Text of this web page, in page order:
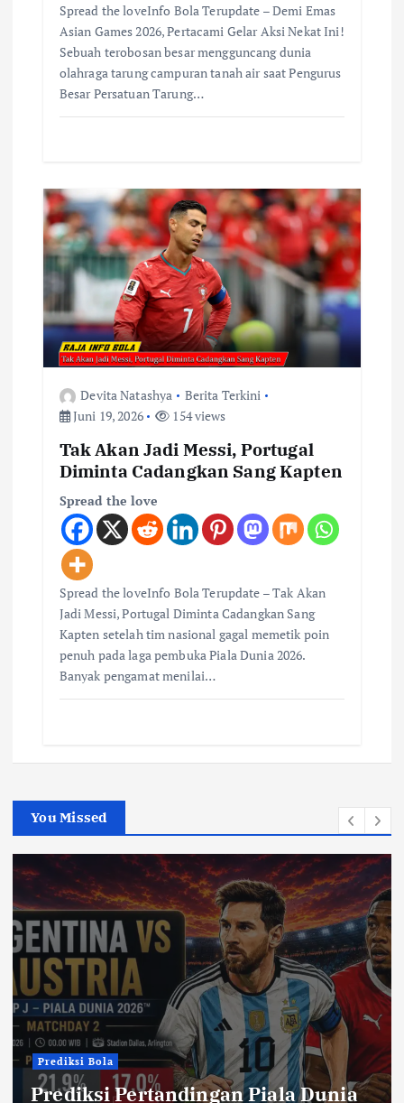
Spread the loveInfo Bola Terupdate – Demi Emas
Asian Games 2026, Pertacami Gelar Aksi Nekat Ini!
Sebuah terobosan besar mengguncang dunia
olahraga tarung campuran tanah air saat Pengurus
Besar Persatuan Tarung…
Devita Natashya
Berita Terkini
Juni 19, 2026
154 views
Tak Akan Jadi Messi, Portugal
Diminta Cadangkan Sang Kapten
Spread the love
Spread the loveInfo Bola Terupdate – Tak Akan
Jadi Messi, Portugal Diminta Cadangkan Sang
Kapten setelah tim nasional gagal memetik poin
penuh pada laga pembuka Piala Dunia 2026.
Banyak pengamat menilai…
You Missed
Prediksi Bola
Prediksi Pertandingan Piala Dunia